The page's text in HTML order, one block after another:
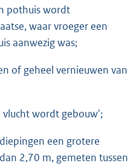
pothuis wordt
waar vroeger een
aanwezig was;
of geheel vernieuwen van
vlucht wordt gebouw';
een grotere
2,70 m, gemeten tussen